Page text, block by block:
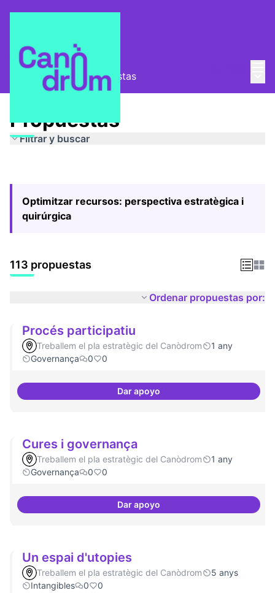
Pla Estratègic Propuestas
Propuestas
Filtrar y buscar
Optimitzar recursos: perspectiva estratègica i
quirúrgica
113 propuestas
Ordenar propuestas por:
Procés participatiu
Treballem el pla estratègic del Canòdrom
1 any
Governança
0 0
Dar apoyoProcés participatiu
Cures i governança
Treballem el pla estratègic del Canòdrom
1 any
Governança
0 0
Dar apoyoCures i governança
Un espai d'utopies
Treballem el pla estratègic del Canòdrom
5 anys
Intangibles
0 0